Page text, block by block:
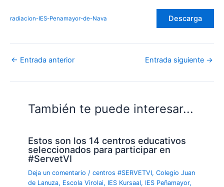
radiacion-IES-Penamayor-de-Nava Descarga
← Entrada anterior Entrada siguiente →
También te puede interesar...
Estos son los 14 centros educativos
seleccionados para participar en
#ServetVI
Deja un comentario /centros #SERVETVI,Colegio Juan
de Lanuza, Escola Virolai, IES Kursaal, IES Peñamayor,